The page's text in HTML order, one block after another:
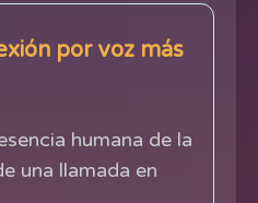
por voz más
humana de la
una llamada en